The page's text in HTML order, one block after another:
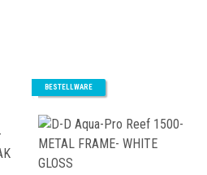
BESTELLWARE